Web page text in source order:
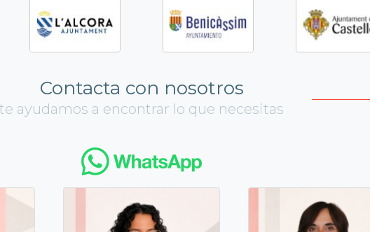
Contacta con nosotros
te ayudamos a encontrar lo que necesitas